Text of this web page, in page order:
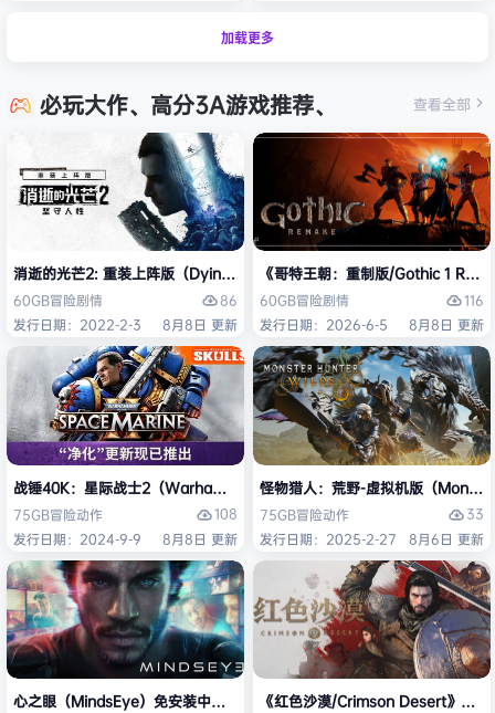
加载更多
必玩大作、高分3A游戏推荐、 查看全部
消逝的光芒2: 重装上阵版（Dying Light 2 Stay Human: Reloaded
60GB冒险剧情
86
发行日期：2022-2-3
8月8日 更新
《哥特王朝：重制版/Gothic 1
60GB冒险剧情
116
发行日期：2026-6-5
8月8日 更新
战锤40K：星际战士2（Warhammer 40,000: Space Marine 2）免安装
75GB冒险动作
108
发行日期：2024-9-9
8月8日 更新
怪物猎人：荒野-虚拟机版（
75GB冒险动作
33
发行日期：2025-2-27
8月6日 更新
心之眼（MindsEye）免安装中文版 《红色沙漠/Crimson Desert》免安